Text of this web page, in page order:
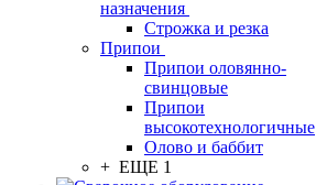
назначения
Строжка и резка
Припои
Припои оловянно-
свинцовые
Припои
высокотехнологичные
Олово и баббит
+ ЕЩЕ 1